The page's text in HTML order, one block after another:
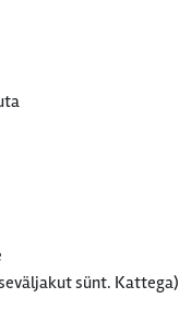
sünt. Kattega)